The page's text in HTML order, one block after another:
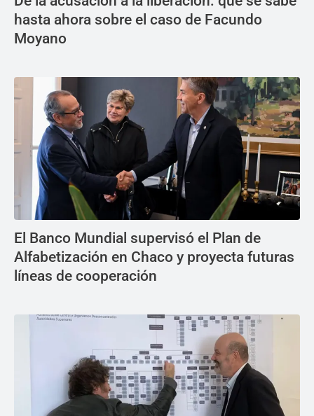
hasta ahora sobre el caso de Facundo
Moyano
El Banco Mundial supervisó el Plan de
Alfabetización en Chaco y proyecta futuras
líneas de cooperación